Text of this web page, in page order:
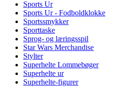
Sports Ur
Sports Ur - Fodboldklokke
Sportssmykker
Sporttaske
Sprog- og læringsspil
Star Wars Merchandise
Stylter
Superhelte Lommebøger
Superhelte ur
Superhelte-figurer